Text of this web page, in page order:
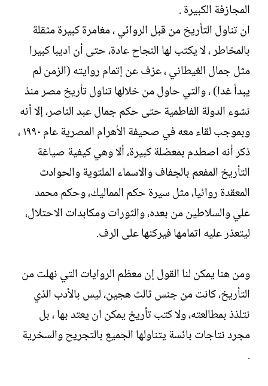
المجازفة الكبيرة .
ان تناول التأريخ من قبل الروائي ، مغامرة كبيرة مثقلة
بالمخاطر ، لا يكتب لها النجاح عادة، حتى أن اديبا كبيرا
مثل جمال الغيطاني ، عزف عن إتمام روايته (الزمن لم
يبدأ غدا) ، والتي حاول من خلالها تناول تأريخ مصر منذ
نشوء الدولة الفاطمية حتى حكم جمال عبد الناصر، إلا أنه
وبموجب لقاء معه في صحيفة الأهرام المصرية عام ١٩٩٠ ،
ذكر أنه اصطدم بمعضلة كبيرة، ألا وهي كيفية صياغة
التأريخ المفعم بالجفاف والاسماء الملتوية والحوادث
المعقدة روائيا، مثل سيرة حكم المماليك، وحكم محمد
علي والسلاطين من بعده، والثورات ومكابدات الاحتلال،
ليتعذر عليه اتمامها فيركنها على الرف.
ومن هنا يمكن لنا القول إن معظم الروايات التي نهلت من
التأريخ، كانت من جنس ثالث هجين، ليس بالأدب الذي
نتلذذ بمطالعته، ولا كتب تأريخ يمكن ان يعتد بها ، بل
مجرد نتاجات بائسة يتناولها الجميع بالتجريح والسخرية
.